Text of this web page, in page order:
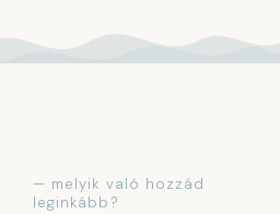
— melyik való hozzád
leginkább?